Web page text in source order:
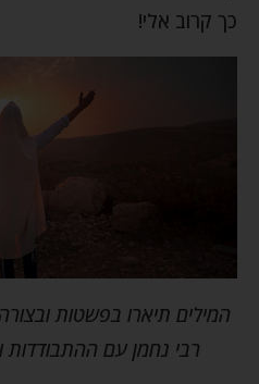
כך קרוב אלי!
המילים תיארו בפשטות
רבי נחמן עם